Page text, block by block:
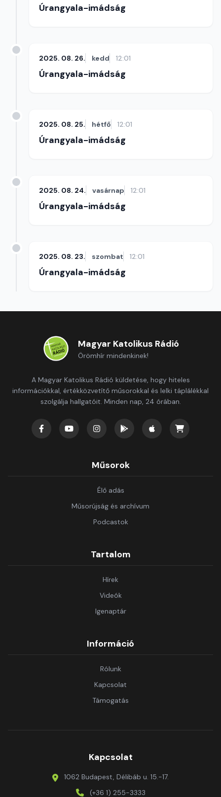
Úrangyala-imádság
2025. 08. 26. kedd 12:01
Úrangyala-imádság
2025. 08. 25. hétfő 12:01
Úrangyala-imádság
2025. 08. 24. vasárnap 12:01
Úrangyala-imádság
2025. 08. 23. szombat 12:01
Úrangyala-imádság
Magyar Katolikus Rádió
Örömhír mindenkinek!
A Magyar Katolikus Rádió küldetése, hogy hiteles
információkkal, értékközvetítő műsorokkal és lelki táplálékkal
szolgálja hallgatóit. Minden nap, 24 órában.
Műsorok
Élő adás
Műsorújság és archívum
Podcastok
Tartalom
Hírek
Videók
Igenaptár
Információ
Rólunk
Kapcsolat
Támogatás
Kapcsolat
1062 Budapest, Délibáb u. 15.-17.
(+36 1) 255-3333